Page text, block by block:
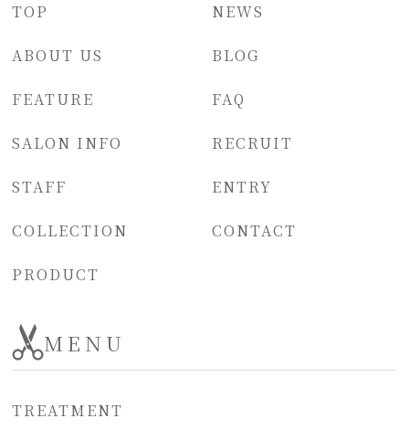
TOP
ABOUT US
FEATURE
SALON INFO
STAFF
COLLECTION
PRODUCT
NEWS
BLOG
FAQ
RECRUIT
ENTRY
CONTACT
MENU
TREATMENT